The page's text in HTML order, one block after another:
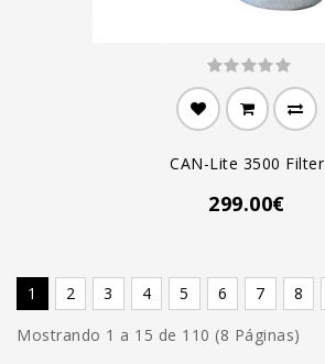
CAN-Lite 3500 Filter
299.00€
1 2 3 4 5 6 7 8
Mostrando 1 a 15 de 110 (8 Páginas)